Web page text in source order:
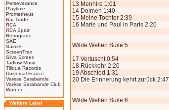
Perseverance
Playtime
Prometheus
Rai Trade
RCA
RCA Spain
Retrograde
SAE
Saimel
ScreenTrax
Silva Screen
Tadlow Music
Tiliqua Records
Universal France
Varèse Sarabande
Varèse Sarabande Club
Warner
Weitere Label
13 Menhire 1:01
14 Dolmen 1:40
15 Meine Tochter 2:39
16 Marie und Paul in Paris 2:20
Wilde Wellen Suite 5
17 Vertuscht 0:54
18 Rückkehr 2:20
19 Abschied 1:31
20 Die Erinnerung kehrt zurück 2:47
Wilde Wellen Suite 6